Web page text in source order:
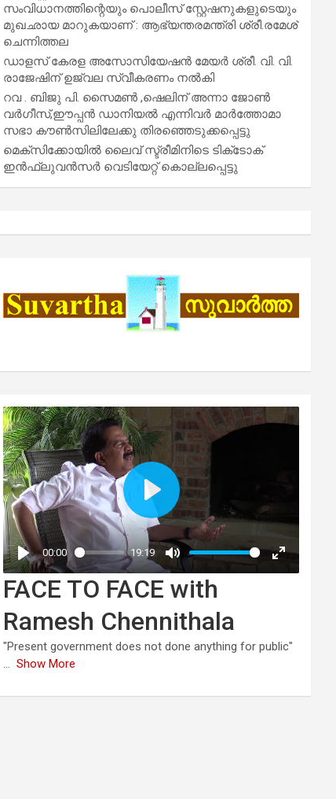
സംവിധാനത്തിന്റെയും പൊലീസ് സ്റ്റേഷനുകളുടെയും
മുഖഛായ മാറുകയാണ് : ആഭ്യന്തരമന്ത്രി ശ്രീ.രമേശ്
ചെന്നിത്തല
ഡാളസ് കേരള അസോസിയേഷൻ മേയർ ശ്രീ. വി. വി.
രാജേഷിന് ഉജ്വല സ്വീകരണം നൽകി
റവ . ബിജു പി. സൈമൺ ,ഷെലിന് അന്നാ ജോൺ
വർഗീസ്,ഈപ്പൻ ഡാനിയൽ എന്നിവർ മാർത്തോമാ
സഭാ കൗൺസിലിലേക്കു തിരഞ്ഞെടുക്കപ്പെട്ടു
മെക്സിക്കോയിൽ ലൈവ് സ്ട്രീമിനിടെ ടിക്‌ടോക്
ഇൻഫ്ലുവൻസർ വെടിയേറ്റ് കൊല്ലപ്പെട്ടു
FACE TO FACE with
Ramesh Chennithala
"Present government does not done anything for public"
... Show More